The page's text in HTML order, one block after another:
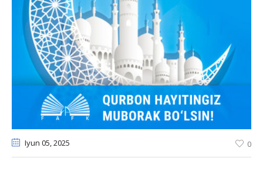
Iyun 05, 2025 0